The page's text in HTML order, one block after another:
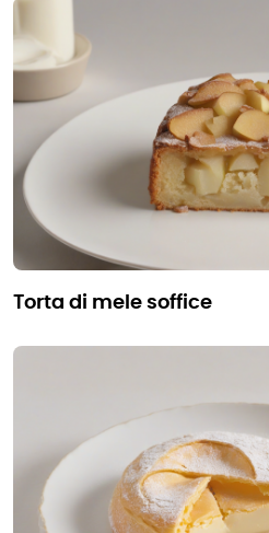
torta di mele soffice